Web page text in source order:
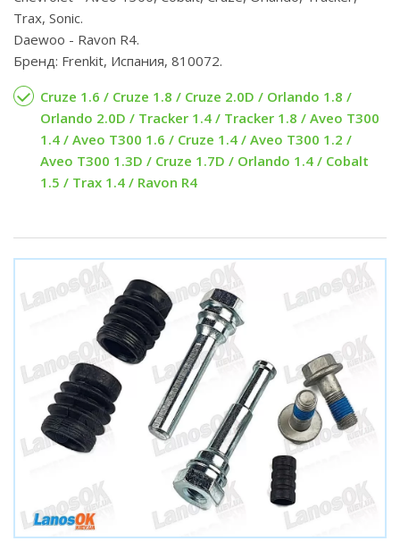
Trax, Sonic.
Daewoo - Ravon R4.
Бренд: Frenkit, Испания, 810072.
Cruze 1.6 / Cruze 1.8 / Cruze 2.0D / Orlando 1.8 /
Orlando 2.0D / Tracker 1.4 / Tracker 1.8 / Aveo T300
1.4 / Aveo T300 1.6 / Cruze 1.4 / Aveo T300 1.2 /
Aveo T300 1.3D / Cruze 1.7D / Orlando 1.4 / Cobalt
1.5 / Trax 1.4 / Ravon R4